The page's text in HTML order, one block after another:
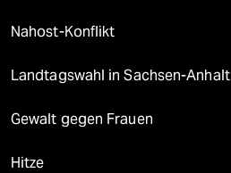
Nahost-Konflikt
Landtagswahl in Sachsen-Anhalt
Gewalt gegen Frauen
Hitze